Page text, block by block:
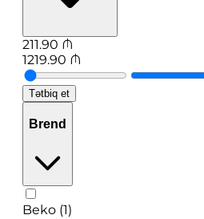
211.90 ₼
1219.90 ₼
Tətbiq et
Brend
Beko (1)